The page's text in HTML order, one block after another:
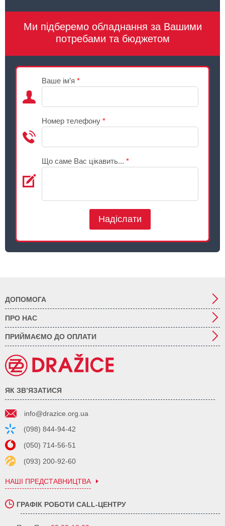
Ми підберемо обладнання за Вашими
потребами та бюджетом
Ваше ім’я *
Номер телефону *
Що саме Вас цікавить... *
Надіслати
ДОПОМОГА
ПРО НАС
ПРИЙМАЄМО ДО ОПЛАТИ
ЯК ЗВ’ЯЗАТИСЯ
info@drazice.org.ua
(098) 844-94-42
(050) 714-56-51
(093) 200-92-60
НАШІ ПРЕДСТАВНИЦТВА
ГРАФІК РОБОТИ CALL-ЦЕНТРУ